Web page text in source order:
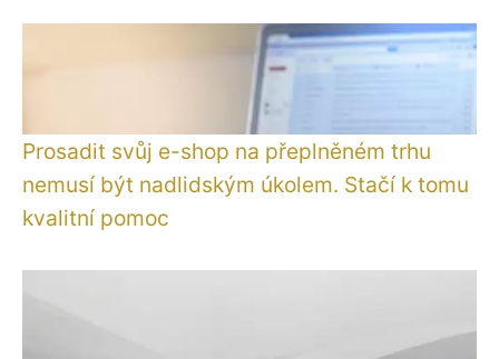
Prosadit svůj e-shop na přeplněném trhu
nemusí být nadlidským úkolem. Stačí k tomu
kvalitní pomoc